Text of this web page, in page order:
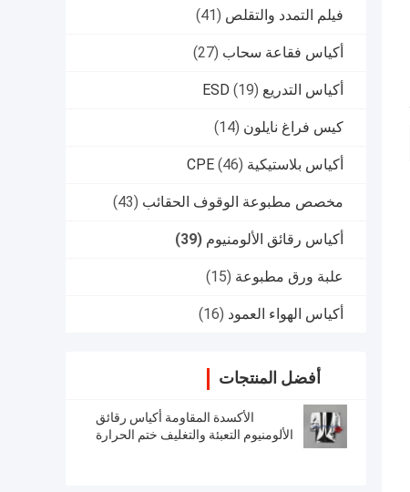
فيلم التمدد والتقلص (41)
أكياس فقاعة سحاب (27)
أكياس التدريع ESD (19)
كيس فراغ نايلون (14)
أكياس بلاستيكية CPE (46)
مخصص مطبوعة الوقوف الحقائب (43)
أكياس رقائق الألومنيوم (39)
علبة ورق مطبوعة (15)
أكياس الهواء العمود (16)
أفضل المنتجات
الأكسدة المقاومة أكياس رقائق
الألومنيوم التعبئة والتغليف ختم الحرارة